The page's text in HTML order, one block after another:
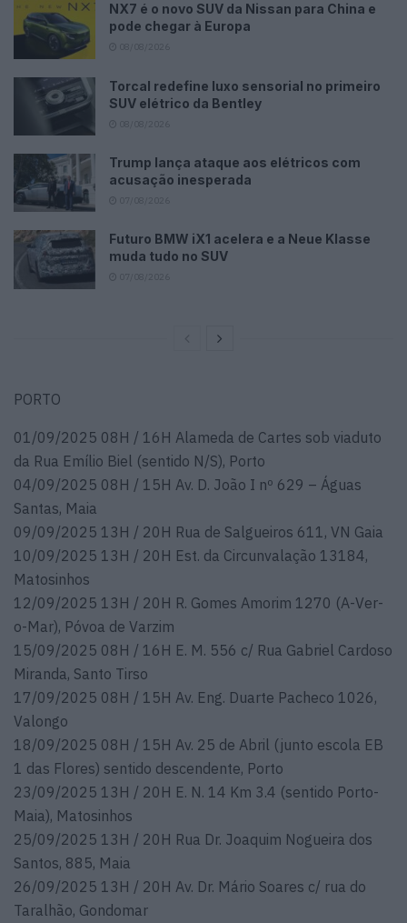
NX7 é o novo SUV da Nissan para China e
pode chegar à Europa
Torcal redefine luxo sensorial no primeiro
SUV elétrico da Bentley
Trump lança ataque aos elétricos com
acusação inesperada
Futuro BMW iX1 acelera e a Neue Klasse
muda tudo no SUV
PORTO
01/09/2025 08H / 16H Alameda de Cartes sob viaduto
da Rua Emílio Biel (sentido N/S), Porto
04/09/2025 08H / 15H Av. D. João I nº 629 – Águas
Santas, Maia
09/09/2025 13H / 20H Rua de Salgueiros 611, VN Gaia
10/09/2025 13H / 20H Est. da Circunvalação 13184,
Matosinhos
12/09/2025 13H / 20H R. Gomes Amorim 1270 (A-Ver-
o-Mar), Póvoa de Varzim
15/09/2025 08H / 16H E. M. 556 c/ Rua Gabriel Cardoso
Miranda, Santo Tirso
17/09/2025 08H / 15H Av. Eng. Duarte Pacheco 1026,
Valongo
18/09/2025 08H / 15H Av. 25 de Abril (junto escola EB
1 das Flores) sentido descendente, Porto
23/09/2025 13H / 20H E. N. 14 Km 3.4 (sentido Porto-
Maia), Matosinhos
25/09/2025 13H / 20H Rua Dr. Joaquim Nogueira dos
Santos, 885, Maia
26/09/2025 13H / 20H Av. Dr. Mário Soares c/ rua do
Taralhão, Gondomar